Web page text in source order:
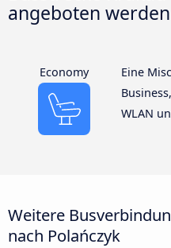
angeboten werden
Economy
Eine
WLAN
Weitere
nach Polańczyk